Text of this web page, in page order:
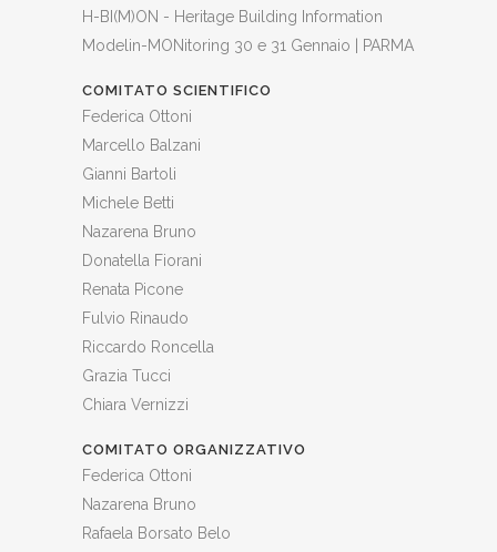
H-BI(M)ON - Heritage Building Information
Modelin-MONitoring 30 e 31 Gennaio | PARMA
COMITATO SCIENTIFICO
Federica Ottoni
Marcello Balzani
Gianni Bartoli
Michele Betti
Nazarena Bruno
Donatella Fiorani
Renata Picone
Fulvio Rinaudo
Riccardo Roncella
Grazia Tucci
Chiara Vernizzi
COMITATO ORGANIZZATIVO
Federica Ottoni
Nazarena Bruno
Rafaela Borsato Belo